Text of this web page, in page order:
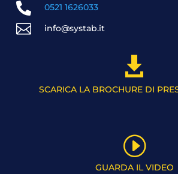
 0521 1626033
 info@systab.it

SCARICA LA BROCHURE DI
I
GUARDA IL VIDEO